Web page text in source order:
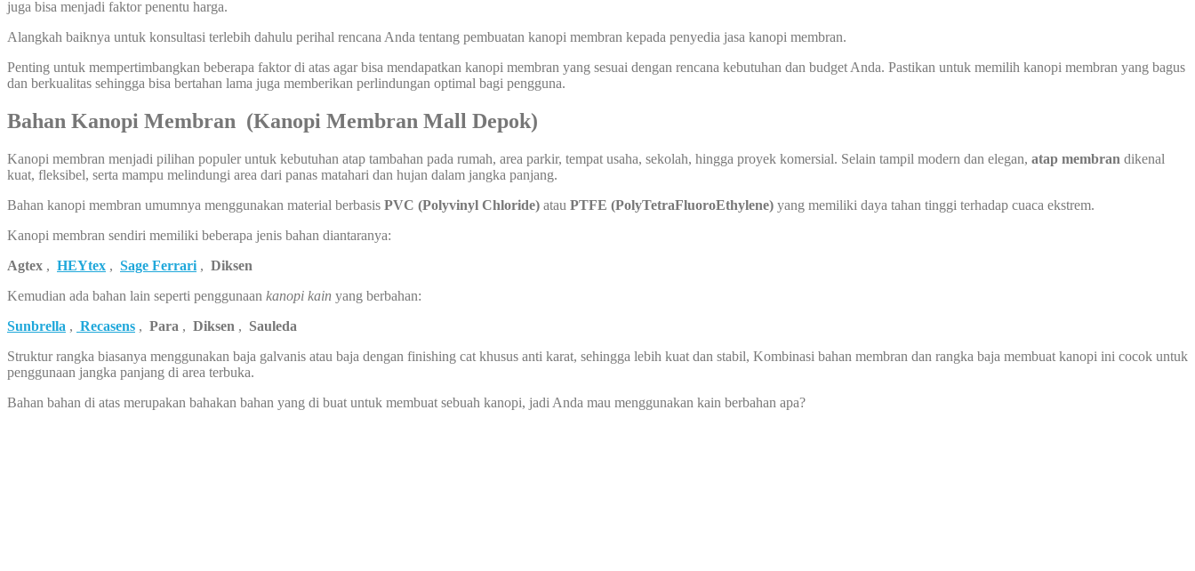
juga bisa menjadi faktor penentu harga.
Alangkah baiknya untuk konsultasi terlebih dahulu perihal rencana Anda tentang pembuatan kanopi membran kepada penyedia jasa kanopi membran.
Penting untuk mempertimbangkan beberapa faktor di atas agar bisa mendapatkan kanopi membran yang sesuai dengan rencana kebutuhan dan budget Anda. Pastikan untuk memilih kanopi membran yang bagus
dan berkualitas sehingga bisa bertahan lama juga memberikan perlindungan optimal bagi pengguna.
Bahan Kanopi Membran (Kanopi Membran Mall Depok)
Kanopi membran menjadi pilihan populer untuk kebutuhan atap tambahan pada rumah, area parkir, tempat usaha, sekolah, hingga proyek komersial. Selain tampil modern dan elegan, atap membran dikenal
kuat, fleksibel, serta mampu melindungi area dari panas matahari dan hujan dalam jangka panjang.
Bahan kanopi membran umumnya menggunakan material berbasis PVC (Polyvinyl Chloride) atau PTFE (PolyTetraFluoroEthylene) yang memiliki daya tahan tinggi terhadap cuaca ekstrem.
Kanopi membran sendiri memiliki beberapa jenis bahan diantaranya:
Agtex , HEYtex , Sage Ferrari , Diksen
Kemudian ada bahan lain seperti penggunaan kanopi kain yang berbahan:
Sunbrella , Recasens , Para , Diksen , Sauleda
Struktur rangka biasanya menggunakan baja galvanis atau baja dengan finishing cat khusus anti karat, sehingga lebih kuat dan stabil, Kombinasi bahan membran dan rangka baja membuat kanopi ini cocok untuk
penggunaan jangka panjang di area terbuka.
Bahan bahan di atas merupakan bahakan bahan yang di buat untuk membuat sebuah kanopi, jadi Anda mau menggunakan kain berbahan apa?